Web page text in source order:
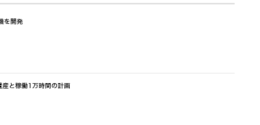
を開発
産と稼働1万時間の計画